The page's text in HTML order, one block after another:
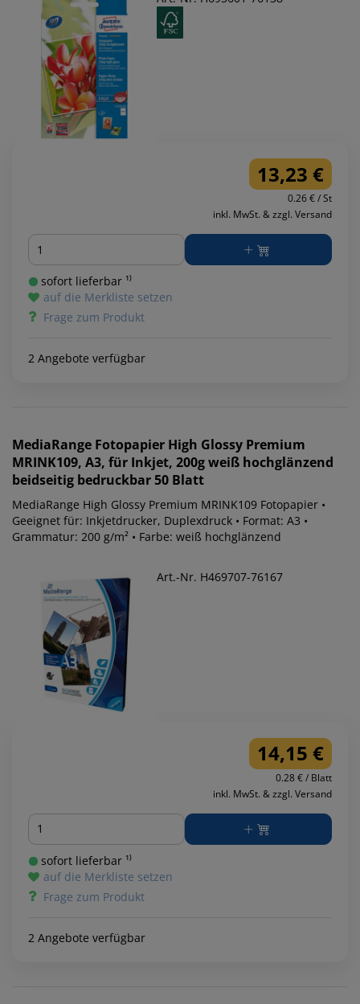
13,23 €
0.26 € / St
inkl. MwSt. & zzgl. Versand
Menge
sofort lieferbar ¹⁾
auf die Merkliste setzen
Frage zum Produkt
2 Angebote verfügbar
MediaRange Fotopapier High Glossy Premium
MRINK109, A3, für Inkjet, 200g weiß hochglänzend
beidseitig bedruckbar 50 Blatt
MediaRange High Glossy Premium MRINK109 Fotopapier •
Geeignet für: Inkjetdrucker, Duplexdruck • Format: A3 •
Grammatur: 200 g/m² • Farbe: weiß hochglänzend
Art.-Nr. H469707-76167
14,15 €
0.28 € / Blatt
inkl. MwSt. & zzgl. Versand
Menge
sofort lieferbar ¹⁾
auf die Merkliste setzen
Frage zum Produkt
2 Angebote verfügbar